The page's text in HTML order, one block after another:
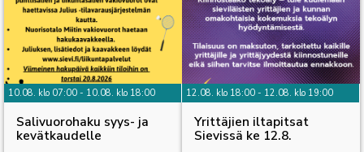
10.08. klo 07:00 - 10.08. klo 18:00
Salivuorohaku syys- ja
kevätkaudelle
12.08. klo 18:00 - 12.08. klo 19:00
Yrittäjien iltapitsat
Sievissä ke 12.8.